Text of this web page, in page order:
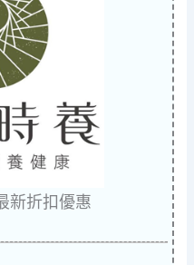
新折扣優惠